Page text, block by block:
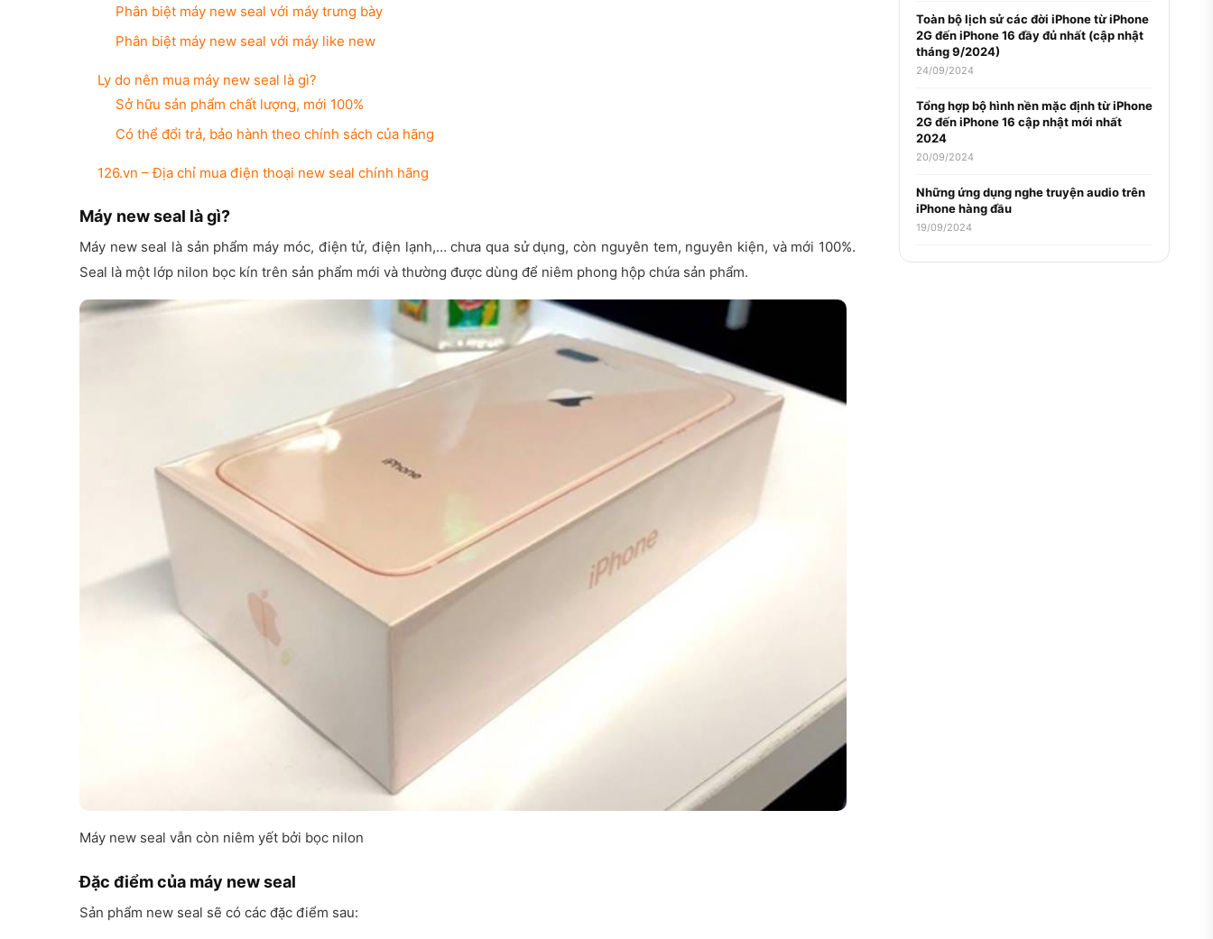
Phân biệt máy new seal với máy trưng bày
Phân biệt máy new seal với máy like new
Ly do nên mua máy new seal là gì?
Sở hữu sản phẩm chất lượng, mới 100%
Có thể đổi trả, bảo hành theo chính sách của hãng
126.vn – Địa chỉ mua điện thoại new seal chính hãng
Máy new seal là gì?
Máy new seal là sản phẩm máy móc, điện tử, điện lạnh,… chưa qua sử dụng, còn nguyên tem, nguyên kiện, và mới 100%.
Seal là một lớp nilon bọc kín trên sản phẩm mới và thường được dùng để niêm phong hộp chứa sản phẩm.
Máy new seal vẫn còn niêm yết bởi bọc nilon
Đặc điểm của máy new seal
Sản phẩm new seal sẽ có các đặc điểm sau:
Toàn bộ lịch sử các đời iPhone từ iPhone
2G đến iPhone 16 đầy đủ nhất (cập nhật
tháng 9/2024)
24/09/2024
Tổng hợp bộ hình nền mặc định từ iPhone
2G đến iPhone 16 cập nhật mới nhất
2024
20/09/2024
Những ứng dụng nghe truyện audio trên
iPhone hàng đầu
19/09/2024